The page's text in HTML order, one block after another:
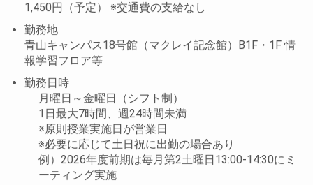
1,450円（予定） ※交通費の支給なし
勤務地
青山キャンパス18号館（マクレイ記念館）B1F・1F 情
報学習フロア等
勤務日時
月曜日～金曜日（シフト制）
1日最大7時間、週24時間未満
※原則授業実施日が営業日
※必要に応じて土日祝に出勤の場合あり
例）2026年度前期は毎月第2土曜日13:00-14:30にミ
ーティング実施